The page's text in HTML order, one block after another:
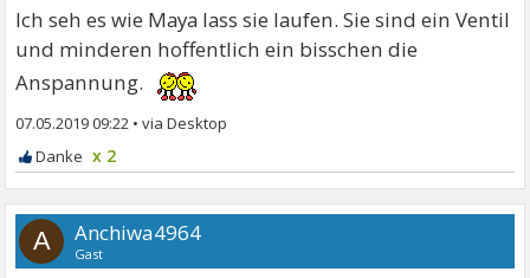
Ich seh es wie Maya lass sie laufen. Sie sind ein Ventil
und minderen hoffentlich ein bisschen die
Anspannung.
07.05.2019 09:22 •
x 2
A Anchiwa4964
Gast